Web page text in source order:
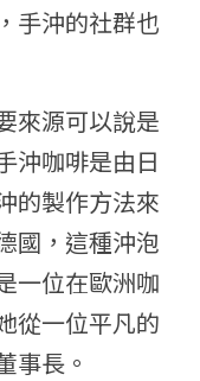
手沖的社群也
來源可以說是
沖咖啡是由日
的製作方法來
國，這種沖泡
一位在歐洲咖
從一位平凡的
事長。